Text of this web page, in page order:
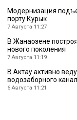
Модернизация
порту Курык
7 Августа 11:27
В Жанаозене
нового поколения
7 Августа 11:19
В Актау активно
водозаборного
6 Августа 11:21